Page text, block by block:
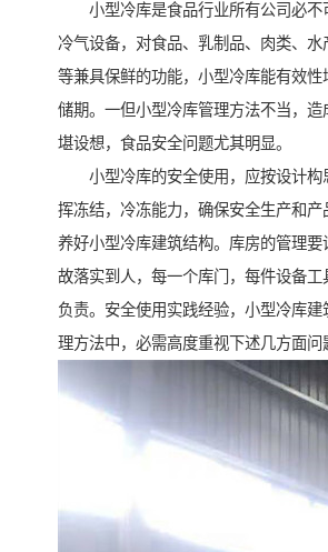
小型冷库是食品行业所有公司必不
冷气设备，对食品、乳制品、肉类、水
等兼具保鲜的功能，小型冷库能有效性
储期。一但小型冷库管理方法不当，造
堪设想，食品安全问题尤其明显。
小型冷库的安全使用，应按设计构
挥冻结，冷冻能力，确保安全生产和产
养好小型冷库建筑结构。库房的管理要
故落实到人，每一个库门，每件设备工
负责。安全使用实践经验，小型冷库建
理方法中，必需高度重视下述几方面问